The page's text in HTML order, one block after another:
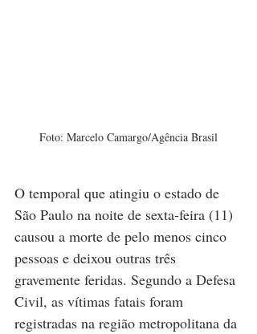
Foto: Marcelo Camargo/Agência Brasil
O temporal que atingiu o estado de
São Paulo na noite de sexta-feira (11)
causou a morte de pelo menos cinco
pessoas e deixou outras três
gravemente feridas. Segundo a Defesa
Civil, as vítimas fatais foram
registradas na região metropolitana da